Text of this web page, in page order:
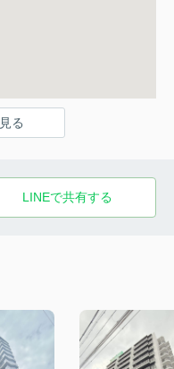
る
LINEで共有する